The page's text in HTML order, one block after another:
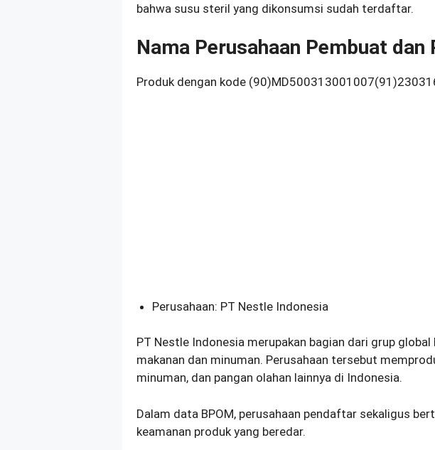
bahwa susu steril yang dikonsumsi sudah terdaftar.
Nama Perusahaan Pembuat dan
Produk dengan kode
Perusahaan: PT Nestle Indonesia
PT Nestle Indonesia merupakan bagian dari grup
makanan dan minuman. Perusahaan tersebut
minuman, dan pangan olahan lainnya di Indonesia.
Dalam data BPOM, perusahaan pendaftar sekaligus
keamanan produk yang beredar.